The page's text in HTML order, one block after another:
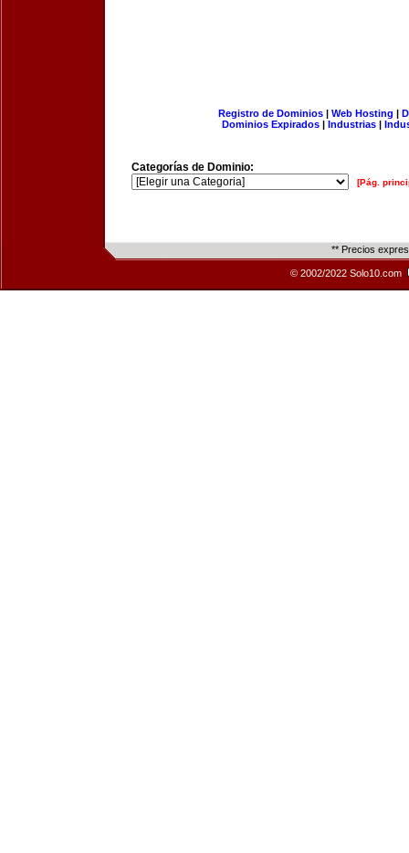
Registro de Dominios| Web Hosting |
Dominios Expirados | Industrias |
Categorías de Dominio:
[Pág.
** Precios
© 2002/2022 Solo10.com